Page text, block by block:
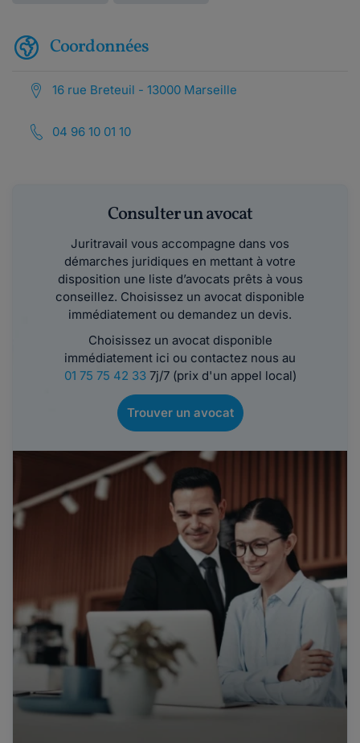
Coordonnées
16 rue Breteuil - 13000 Marseille
04 96 10 01 10
Consulter un avocat
Juritravail vous accompagne dans vos
démarches juridiques en mettant à votre
disposition une liste d’avocats prêts à vous
conseillez. Choisissez un avocat disponible
immédiatement ou demandez un devis.
Choisissez un avocat disponible
immédiatement ici ou contactez nous au
01 75 75 42 337j/7 (prix d'un appel local)
Trouver un avocat